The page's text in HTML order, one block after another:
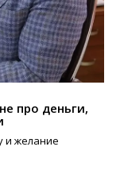
про деньги,
и желание